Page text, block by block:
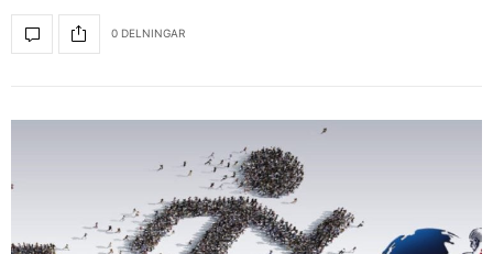
0 DELNINGAR